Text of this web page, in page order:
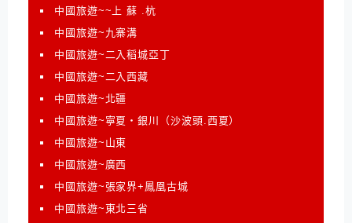
中國旅遊~~上 蘇 .杭
中國旅遊~九寨溝
中國旅遊~二入稻城亞丁
中國旅遊~二入西藏
中國旅遊~北疆
中國旅遊~寧夏‧銀川（沙波頭.西夏）
中國旅遊~山東
中國旅遊~廣西
中國旅遊~張家界+鳳凰古城
中國旅遊~東北三省